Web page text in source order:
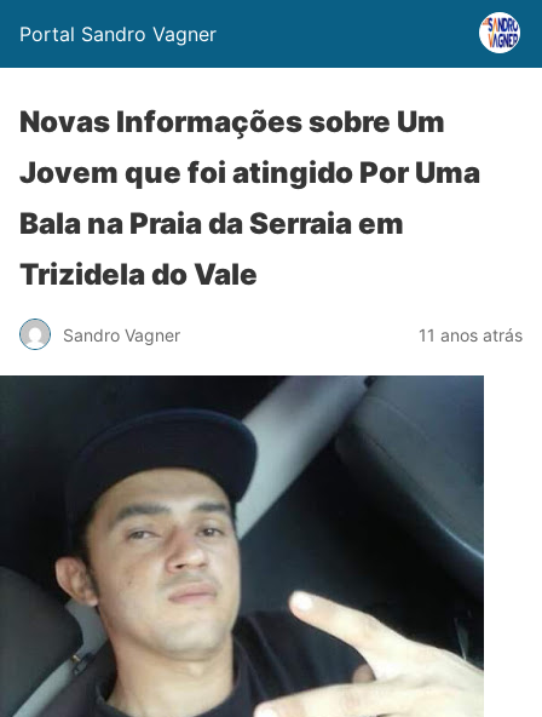
Portal Sandro Vagner
Novas Informações sobre Um
Jovem que foi atingido Por Uma
Bala na Praia da Serraia em
Trizidela do Vale
Sandro Vagner 11 anos atrás